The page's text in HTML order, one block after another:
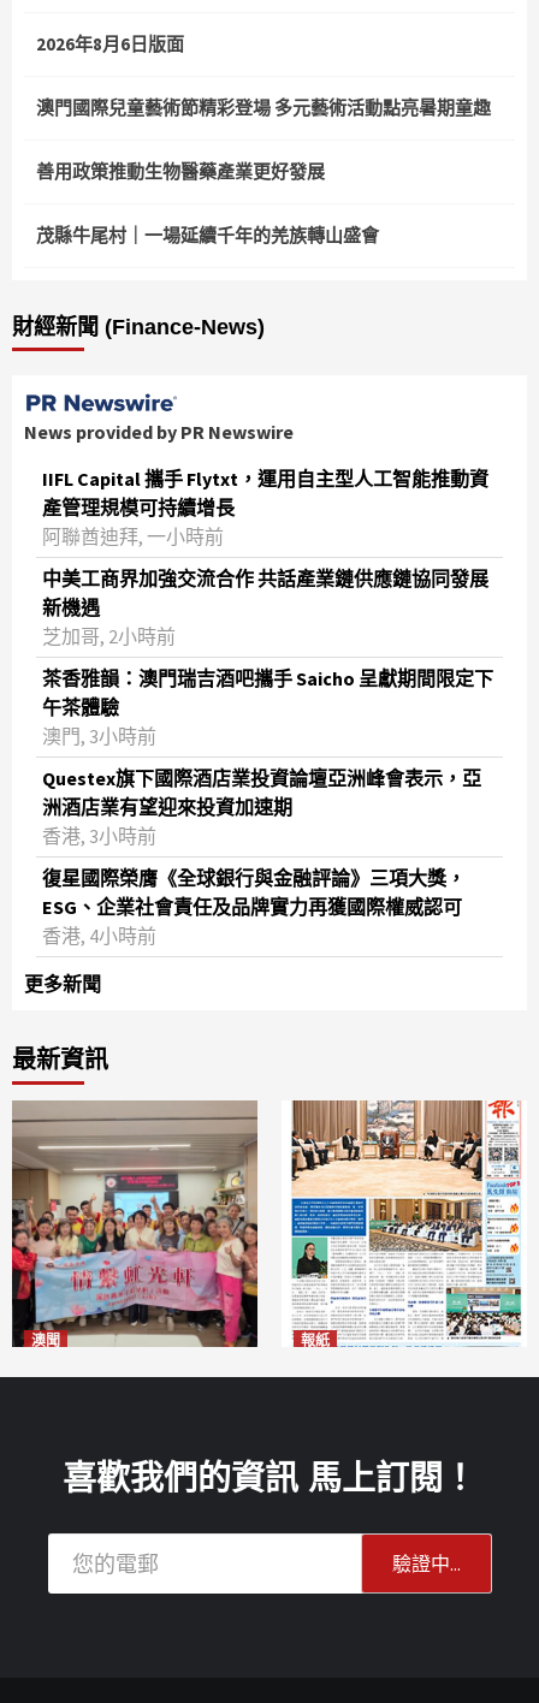
2026年8月6日版面
澳門國際兒童藝術節精彩登場 多元藝術活動點亮暑期童趣
善用政策推動生物醫藥產業更好發展
茂縣牛尾村｜一場延續千年的羌族轉山盛會
財經新聞 (Finance-News)
News provided by PR Newswire
IIFL Capital 攜手 Flytxt，運用自主型人工智能推動資
產管理規模可持續增長
阿聯酋迪拜, 一小時前
中美工商界加強交流合作 共話產業鏈供應鏈協同發展
新機遇
芝加哥, 2小時前
茶香雅韻：澳門瑞吉酒吧攜手 Saicho 呈獻期間限定下
午茶體驗
澳門, 3小時前
Questex旗下國際酒店業投資論壇亞洲峰會表示，亞
洲酒店業有望迎來投資加速期
香港, 3小時前
復星國際榮膺《全球銀行與金融評論》三項大獎，
ESG、企業社會責任及品牌實力再獲國際權威認可
香港, 4小時前
更多新聞
最新資訊
澳聞 報紙
喜歡我們的資訊 馬上訂閱！